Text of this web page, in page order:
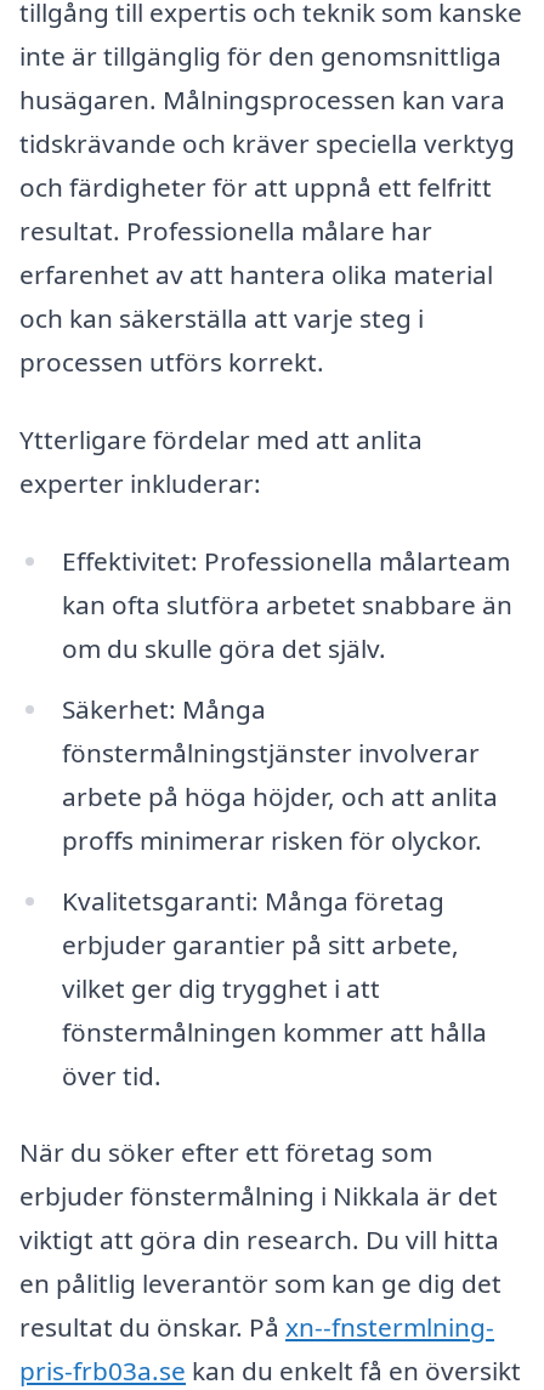
tillgång till expertis och teknik som kanske
inte är tillgänglig för den genomsnittliga
husägaren. Målningsprocessen kan vara
tidskrävande och kräver speciella verktyg
och färdigheter för att uppnå ett felfritt
resultat. Professionella målare har
erfarenhet av att hantera olika material
och kan säkerställa att varje steg i
processen utförs korrekt.
Ytterligare fördelar med att anlita
experter inkluderar:
Effektivitet: Professionella målarteam
kan ofta slutföra arbetet snabbare än
om du skulle göra det själv.
Säkerhet: Många
fönstermålningstjänster involverar
arbete på höga höjder, och att anlita
proffs minimerar risken för olyckor.
Kvalitetsgaranti: Många företag
erbjuder garantier på sitt arbete,
vilket ger dig trygghet i att
fönstermålningen kommer att hålla
över tid.
När du söker efter ett företag som
erbjuder fönstermålning i Nikkala är det
viktigt att göra din research. Du vill hitta
en pålitlig leverantör som kan ge dig det
resultat du önskar. På xn--fnstermlning-
pris-frb03a.se kan du enkelt få en översikt